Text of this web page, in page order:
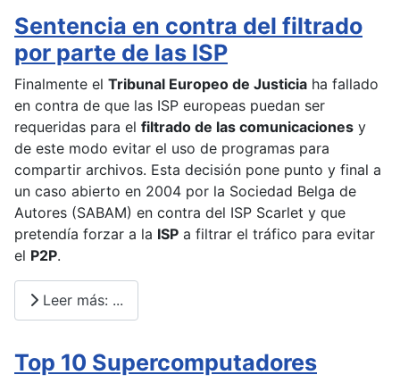
Sentencia en contra del filtrado
por parte de las ISP
Finalmente el Tribunal Europeo de Justicia ha fallado
en contra de que las ISP europeas puedan ser
requeridas para el filtrado de las comunicaciones y
de este modo evitar el uso de programas para
compartir archivos. Esta decisión pone punto y final a
un caso abierto en 2004 por la Sociedad Belga de
Autores (SABAM) en contra del ISP Scarlet y que
pretendía forzar a la ISP a filtrar el tráfico para evitar
el P2P.
Leer más: ...
Top 10 Supercomputadores